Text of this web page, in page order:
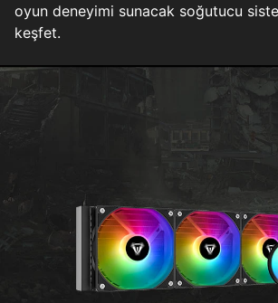
oyun deneyimi sunacak soğutucu
keşfet.